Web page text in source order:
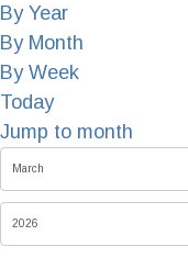
By Year
By Month
By Week
Today
Jump to month